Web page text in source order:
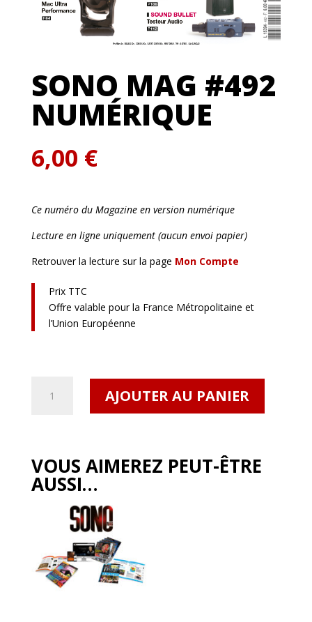
SONO MAG #492
NUMÉRIQUE
6,00 €
Ce numéro du Magazine en version numérique
Lecture en ligne uniquement (aucun envoi papier)
Retrouver la lecture sur la page Mon Compte
Prix TTC
Offre valable pour la France Métropolitaine et
l’Union Européenne
Numérique
AJOUTER AU PANIER
VOUS AIMEREZ PEUT-ÊTRE
AUSSI…